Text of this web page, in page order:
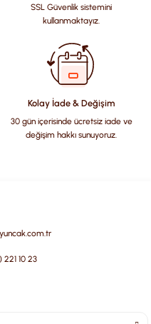
SSL Güvenlik sistemini
kullanmaktayız.
Kolay İade & Değişim
30 gün içerisinde ücretsiz iade ve
değişim hakkı sunuyoruz.
10 23